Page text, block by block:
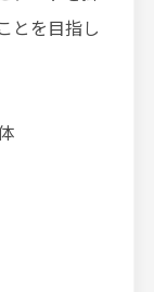
とを目指し